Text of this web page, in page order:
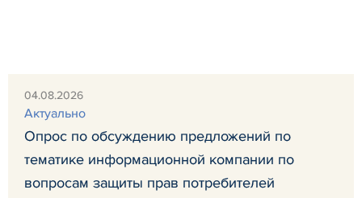
04.08.2026
Актуально
Опрос по обсуждению предложений по
тематике информационной компании по
вопросам защиты прав потребителей